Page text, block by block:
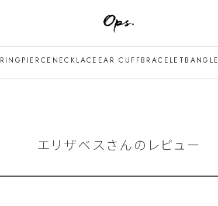
RING PIERCE NECKLACE EAR CUFFBRACELET BANGLE
エリザベスさんのレビュー